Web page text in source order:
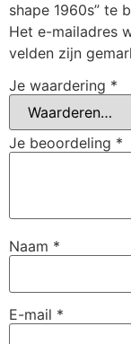
shape 1960s” te
Het e-mailadres
velden zijn
Je waardering *
Je beoordeling *
Naam *
E-mail *